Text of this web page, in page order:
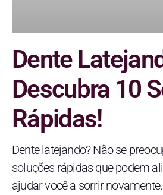
Dente
Descubra 10
Rápidas!
Dente latejando? Não se
soluções rápidas que podem
ajudar você a sorrir